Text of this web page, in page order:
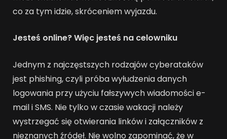
co za tym idzie, skróceniem wyjazdu.
Jesteś online? Więc jesteś na celowniku
Jednym z najczęstszych rodzajów cyberataków
jest phishing, czyli próba wyłudzenia danych
logowania przy użyciu fałszywych wiadomości e-
mail i SMS. Nie tylko w czasie wakacji należy
wystrzegać się otwierania linków i załączników z
nieznanych źródeł. Nie wolno zapominać, że w